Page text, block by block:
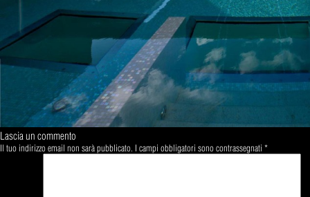
Lascia un commento
Il tuo indirizzo email non sarà pubblicato. I campi obbligatori sono contrassegnati *